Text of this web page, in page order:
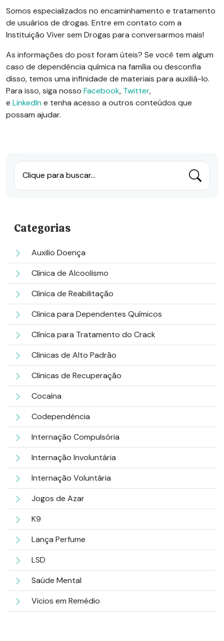
Somos especializados no encaminhamento e tratamento
de usuários de drogas. Entre em contato com a
Instituição Viver sem Drogas para conversarmos mais!
As informações do post foram úteis? Se você tem algum
caso de dependência química na família ou desconfia
disso, temos uma infinidade de materiais para auxiliá-lo.
Para isso, siga nosso Facebook, Twitter,
e LinkedIne tenha acesso a outros conteúdos que
possam ajudar.
Clique para buscar...
Categorias
Auxilio Doença
Clinica de Alcoolismo
Clinica de Reabilitação
Clinica para Dependentes Químicos
Clínica para Tratamento do Crack
Clinicas de Alto Padrão
Clinicas de Recuperação
Cocaína
Codependência
Internação Compulsória
Internação Involuntária
Internação Voluntária
Jogos de Azar
K9
Lança Perfume
LSD
Saúde Mental
Vicios em Remédio